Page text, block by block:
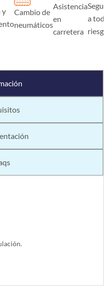
y
Cambio de
neumáticos
Asistencia
en
carretera
Seguro
a todo
riesgo